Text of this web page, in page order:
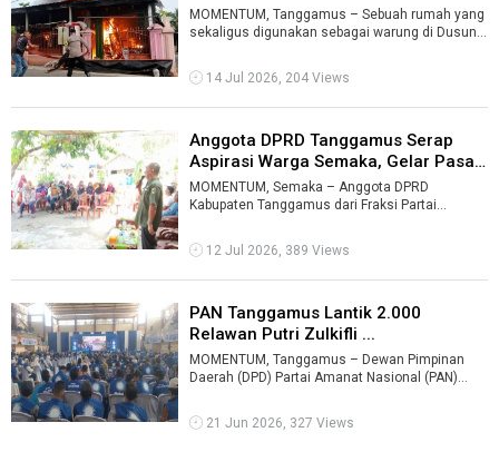
MOMENTUM, Tanggamus – Sebuah rumah yang
sekaligus digunakan sebagai warung di Dusun
14 Jul 2026, 204 Views
Anggota DPRD Tanggamus Serap
Aspirasi Warga Semaka, Gelar Pasar
M ...
MOMENTUM, Semaka – Anggota DPRD
Kabupaten Tanggamus dari Fraksi Partai
12 Jul 2026, 389 Views
PAN Tanggamus Lantik 2.000
Relawan Putri Zulkifli ...
MOMENTUM, Tanggamus – Dewan Pimpinan
Daerah (DPD) Partai Amanat Nasional (PAN)
Da ...
21 Jun 2026, 327 Views